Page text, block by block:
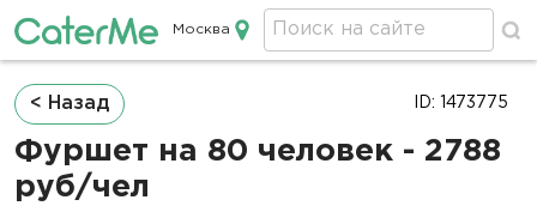
Кейтеринг в Москве
Москва
Строка
навигации
< Назад
Фуршет на 80 человек - 2788
руб/чел
ID: 1473775